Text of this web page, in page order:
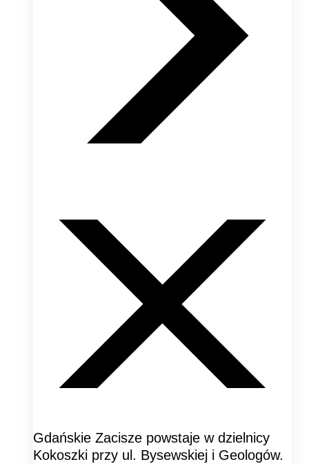
Gdańskie Zacisze powstaje w dzielnicy
Kokoszki przy ul. Bysewskiej i Geologów.